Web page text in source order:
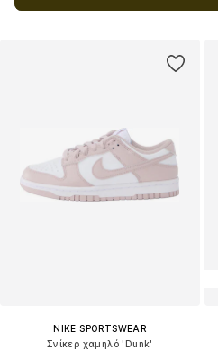
NIKE SPORTSWEAR
Σνίκερ χαμηλό 'Dunk'